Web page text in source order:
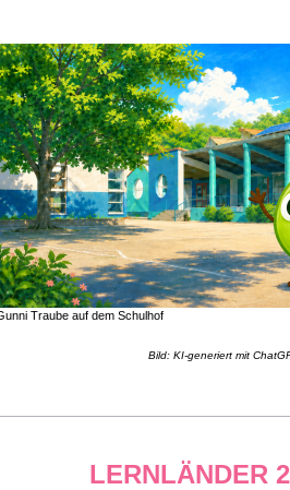
Traube auf dem Schulhof
Bild: KI-generiert mit
LERNLÄNDER